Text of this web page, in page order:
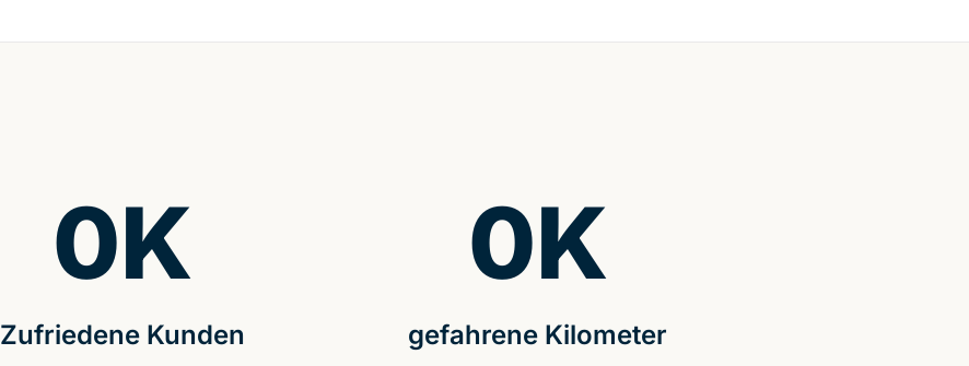
Zufriedene Kunden
0K
gefahrene Kilometer
0K